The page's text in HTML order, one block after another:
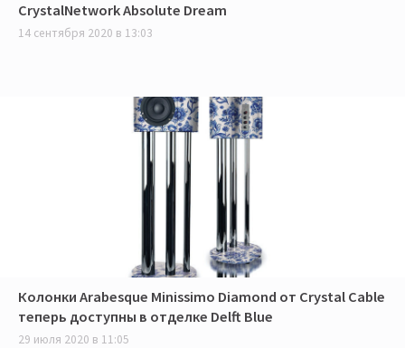
CrystalNetwork Absolute Dream
14 сентября 2020 в 13:03
Колонки Arabesque Minissimo Diamond от Crystal Cable
теперь доступны в отделке Delft Blue
29 июля 2020 в 11:05